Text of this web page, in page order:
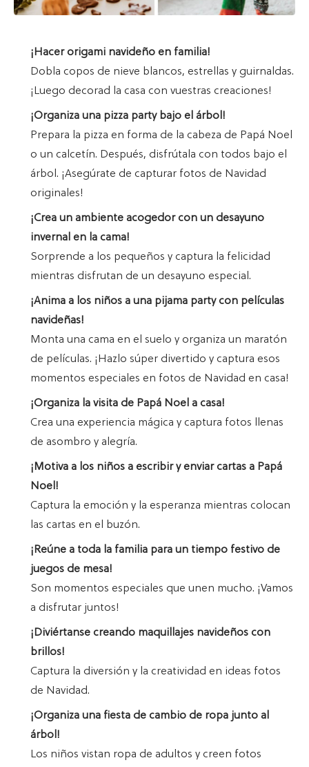
¡Hacer origami navideño en familia!
Dobla copos de nieve blancos, estrellas y guirnaldas.
¡Luego decorad la casa con vuestras creaciones!
¡Organiza una pizza party bajo el árbol!
Prepara la pizza en forma de la cabeza de Papá Noel
o un calcetín. Después, disfrútala con todos bajo el
árbol. ¡Asegúrate de capturar fotos de Navidad
originales!
¡Crea un ambiente acogedor con un desayuno
invernal en la cama!
Sorprende a los pequeños y captura la felicidad
mientras disfrutan de un desayuno especial.
¡Anima a los niños a una pijama party con películas
navideñas!
Monta una cama en el suelo y organiza un maratón
de películas. ¡Hazlo súper divertido y captura esos
momentos especiales en fotos de Navidad en casa!
¡Organiza la visita de Papá Noel a casa!
Crea una experiencia mágica y captura fotos llenas
de asombro y alegría.
¡Motiva a los niños a escribir y enviar cartas a Papá
Noel!
Captura la emoción y la esperanza mientras colocan
las cartas en el buzón.
¡Reúne a toda la familia para un tiempo festivo de
juegos de mesa!
Son momentos especiales que unen mucho. ¡Vamos
a disfrutar juntos!
¡Diviértanse creando maquillajes navideños con
brillos!
Captura la diversión y la creatividad en ideas fotos
de Navidad.
¡Organiza una fiesta de cambio de ropa junto al
árbol!
Los niños vistan ropa de adultos y creen fotos